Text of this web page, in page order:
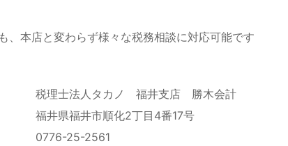
、本店と変わらず様々な税務相談に対応可能です
税理士法人タカノ 福井支店 勝木会計
福井県福井市順化2丁目4番17号
0776-25-2561